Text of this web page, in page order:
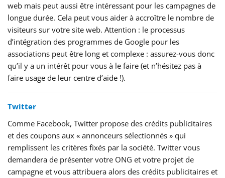
web mais peut aussi être intéressant pour les campagnes de
longue durée. Cela peut vous aider à accroître le nombre de
visiteurs sur votre site web. Attention : le processus
d’intégration des programmes de Google pour les
associations peut être long et complexe : assurez-vous donc
qu’il y a un intérêt pour vous à le faire (et n’hésitez pas à
faire usage de leur centre d’aide !).
Twitter
Comme Facebook, Twitter propose des crédits publicitaires
et des coupons aux « annonceurs sélectionnés » qui
remplissent les critères fixés par la société. Twitter vous
demandera de présenter votre ONG et votre projet de
campagne et vous attribuera alors des crédits publicitaires et